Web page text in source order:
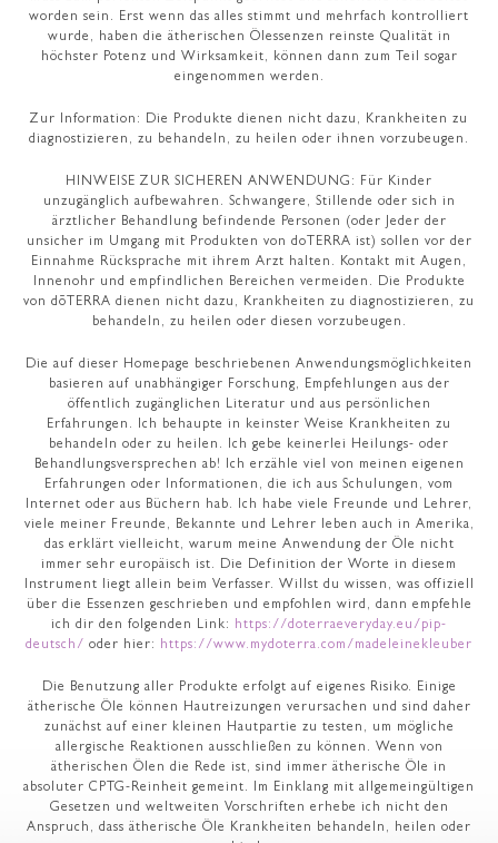
worden sein. Erst wenn das alles stimmt und mehrfach kontrolliert
wurde, haben die ätherischen Ölessenzen reinste Qualität in
höchster Potenz und Wirksamkeit, können dann zum Teil sogar
eingenommen werden.
Zur Information: Die Produkte dienen nicht dazu, Krankheiten zu
diagnostizieren, zu behandeln, zu heilen oder ihnen vorzubeugen.
HINWEISE ZUR SICHEREN ANWENDUNG: Für Kinder
unzugänglich aufbewahren. Schwangere, Stillende oder sich in
ärztlicher Behandlung befindende Personen (oder Jeder der
unsicher im Umgang mit Produkten von doTERRA ist) sollen vor der
Einnahme Rücksprache mit ihrem Arzt halten. Kontakt mit Augen,
Innenohr und empfindlichen Bereichen vermeiden. Die Produkte
von dōTERRA dienen nicht dazu, Krankheiten zu diagnostizieren, zu
behandeln, zu heilen oder diesen vorzubeugen.
Die auf dieser Homepage beschriebenen Anwendungsmöglichkeiten
basieren auf unabhängiger Forschung, Empfehlungen aus der
öffentlich zugänglichen Literatur und aus persönlichen
Erfahrungen. Ich behaupte in keinster Weise Krankheiten zu
behandeln oder zu heilen. Ich gebe keinerlei Heilungs- oder
Behandlungsversprechen ab! Ich erzähle viel von meinen eigenen
Erfahrungen oder Informationen, die ich aus Schulungen, vom
Internet oder aus Büchern hab. Ich habe viele Freunde und Lehrer,
viele meiner Freunde, Bekannte und Lehrer leben auch in Amerika,
das erklärt vielleicht, warum meine Anwendung der Öle nicht
immer sehr europäisch ist. Die Definition der Worte in diesem
Instrument liegt allein beim Verfasser. Willst du wissen, was offiziell
über die Essenzen geschrieben und empfohlen wird, dann empfehle
ich dir den folgenden Link: https://doterraeveryday.eu/pip-
deutsch/ oder hier: https://www.mydoterra.com/madeleinekleuber
Die Benutzung aller Produkte erfolgt auf eigenes Risiko. Einige
ätherische Öle können Hautreizungen verursachen und sind daher
zunächst auf einer kleinen Hautpartie zu testen, um mögliche
allergische Reaktionen ausschließen zu können. Wenn von
ätherischen Ölen die Rede ist, sind immer ätherische Öle in
absoluter CPTG-Reinheit gemeint. Im Einklang mit allgemeingültigen
Gesetzen und weltweiten Vorschriften erhebe ich nicht den
Anspruch, dass ätherische Öle Krankheiten behandeln, heilen oder